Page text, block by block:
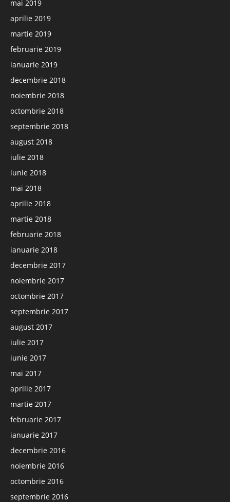
mai 2019
aprilie 2019
martie 2019
februarie 2019
ianuarie 2019
decembrie 2018
noiembrie 2018
octombrie 2018
septembrie 2018
august 2018
iulie 2018
iunie 2018
mai 2018
aprilie 2018
martie 2018
februarie 2018
ianuarie 2018
decembrie 2017
noiembrie 2017
octombrie 2017
septembrie 2017
august 2017
iulie 2017
iunie 2017
mai 2017
aprilie 2017
martie 2017
februarie 2017
ianuarie 2017
decembrie 2016
noiembrie 2016
octombrie 2016
septembrie 2016